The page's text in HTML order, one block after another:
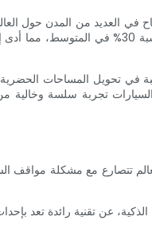
تقليل وقت البحث عن مواقف
تتصارع مع مشكلة مواقف